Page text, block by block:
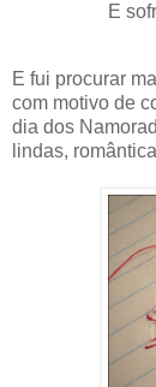
E
E fui procurar
com motivo de
dia dos
lindas,